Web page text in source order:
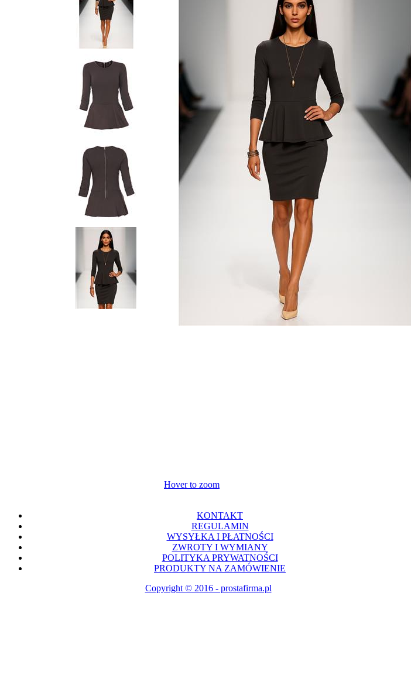
Hover to zoom
KONTAKT
REGULAMIN
WYSYŁKA I PŁATNOŚCI
ZWROTY I WYMIANY
POLITYKA PRYWATNOŚCI
PRODUKTY NA ZAMÓWIENIE
Copyright © 2016 - prostafirma.pl